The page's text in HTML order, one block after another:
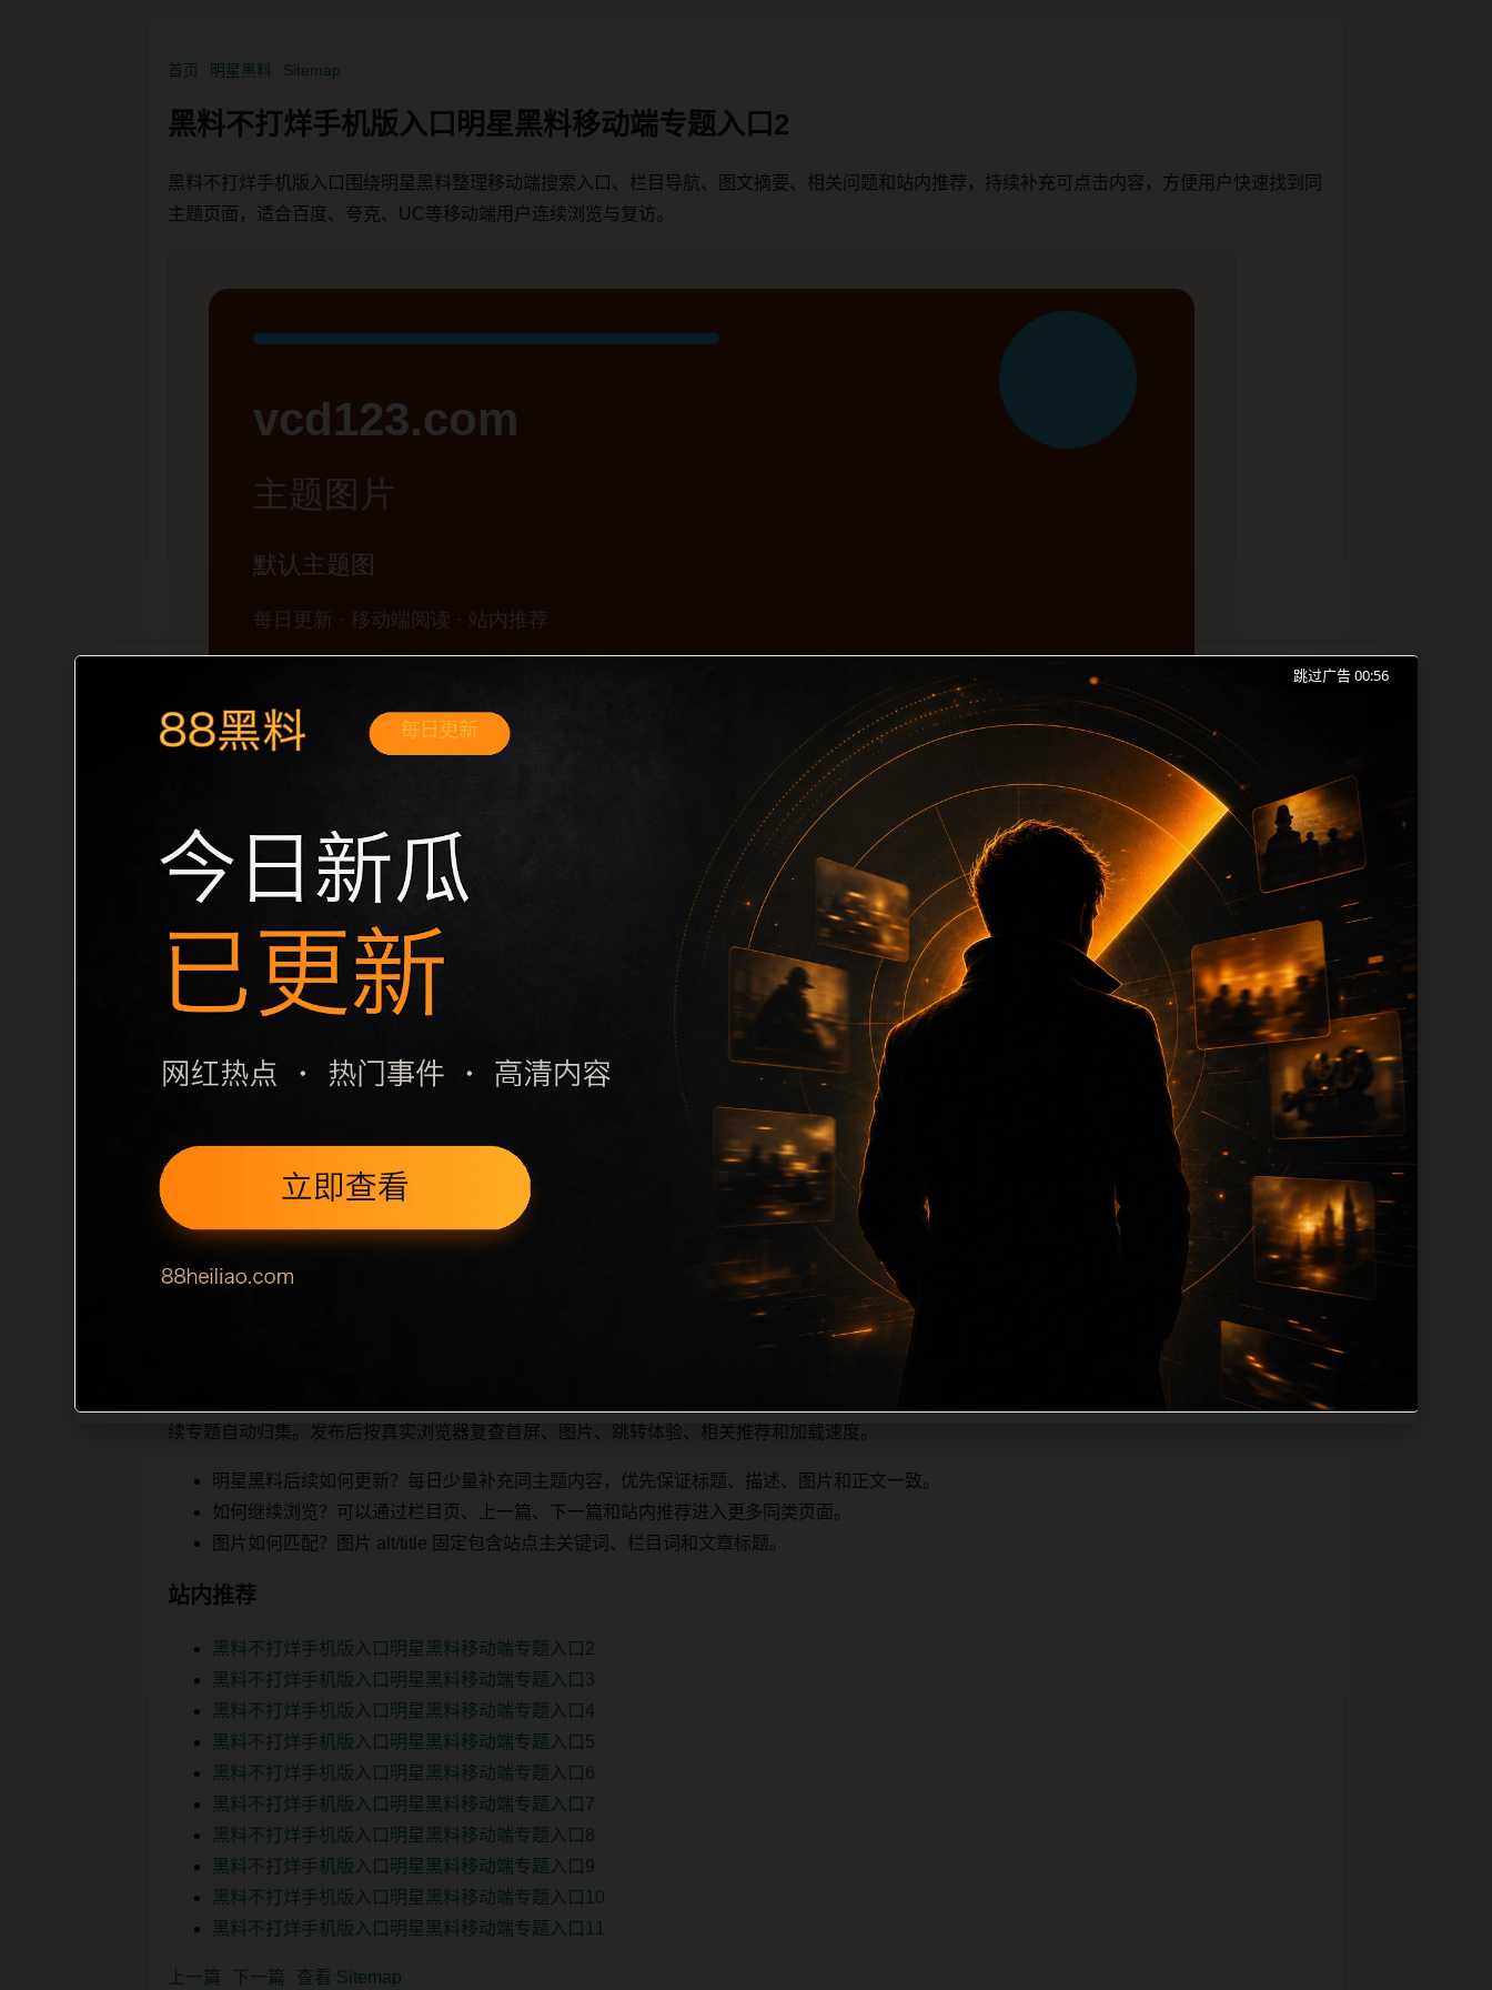
首页 明星黑料 Sitemap
黑料不打烊手机版入口明星黑料移动端专题入口2
黑料不打烊手机版入口围绕明星黑料整理移动端搜索入口、栏目导航、图文摘要、相关问题和站内推荐，持续补充可点击内容，方便用户快速找到同
主题页面，适合百度、夸克、UC等移动端用户连续浏览与复访。
黑料不打烊手机版入口明星黑料移动端专题入口2面向移动端用户的连续浏览场景整理，核心围绕黑料不打烊手机版入口、明星黑料和同类长尾需求
展开。页面先给出清晰主题，再把相关入口、同类推荐和上下文说明放在同一层级，减少用户来回搜索的成本。内容更新时优先保留真实可点击入
口、稳定标题、明确描述和本地主题图，避免只堆关键词而没有可读信息。第2篇内容用于补齐栏目深度，同时帮助 sitemap、栏目页、首页推荐形
成更自然的内链关系。图片说明统一绑定站点主关键词、栏目词和文章标题，让搜索引擎能够从标题、正文、图片 alt、title 之
栏目内容归集
间识别一致主题。后续每日采集时，建议继续执行远程图片本地化、坏图默认图兜底、标题去重和 description 长度过滤。如果同一主题下有多个相
近页面，应通过不同角度补充事件背景、访问场景、相关问题或专题入口，降低站群页面之间的重复感。页面底部保留同类推荐、上一篇下一篇和
sitemap 入口，保证重要页面点击深度尽量控制在三次以内。正文维护时可按用户搜索路径补充三类信息：入口是否稳定、同栏目还有哪些可继续阅
读、移动端打开时图片和摘要是否一致。每次新增内容后同步检查标题、description、canonical、主题图、alt、title和推荐链接，确保页面既能被搜
索引擎理解，也能让真实用户
顺着栏目继续浏览。同站连续更新时避免重复标题和重复首段，优先补充不同关键词、不同栏目词和不同问题角度。栏目页则保留清晰入口，方便后
续专题自动归集。发布后按真实浏览器复查首屏、图片、跳转体验、相关推荐和加载速度。
明星黑料后续如何更新？每日少量补充同主题内容，优先保证标题、描述、图片和正文一致。
如何继续浏览？可以通过栏目页、上一篇、下一篇和站内推荐进入更多同类页面。
图片如何匹配？图片 alt/title 固定包含站点主关键词、栏目词和文章标题。
站内推荐
黑料不打烊手机版入口明星黑料移动端专题入口2
黑料不打烊手机版入口明星黑料移动端专题入口3
黑料不打烊手机版入口明星黑料移动端专题入口4
黑料不打烊手机版入口明星黑料移动端专题入口5
黑料不打烊手机版入口明星黑料移动端专题入口6
黑料不打烊手机版入口明星黑料移动端专题入口7
黑料不打烊手机版入口明星黑料移动端专题入口8
黑料不打烊手机版入口明星黑料移动端专题入口9
黑料不打烊手机版入口明星黑料移动端专题入口10
黑料不打烊手机版入口明星黑料移动端专题入口11
上一篇 下一篇 查看 Sitemap
跳过广告 00:56